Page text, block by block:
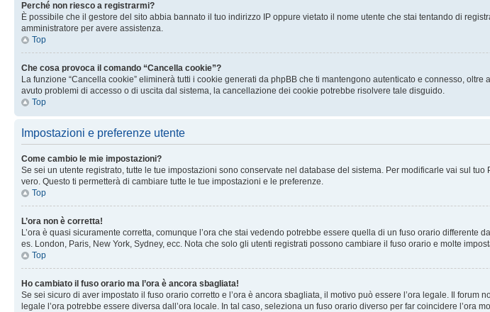
Perché non riesco a registrarmi?
È possibile che il gestore del sito abbia bannato il tuo indirizzo IP oppure vietato il nome utente che stai tentando di
amministratore per avere assistenza.
Top
Che cosa provoca il comando “Cancella cookie”?
La funzione “Cancella cookie” eliminerà tutti i cookie generati da phpBB che ti mantengono autenticato e connesso,
avuto problemi di accesso o di uscita dal sistema, la cancellazione dei cookie potrebbe risolvere tale disguido.
Top
Impostazioni e preferenze utente
Come cambio le mie impostazioni?
Se sei un utente registrato, tutte le tue impostazioni sono conservate nel database del sistema. Per modificarle vai sul
vero. Questo ti permetterà di cambiare tutte le tue impostazioni e le preferenze.
Top
L’ora non è corretta!
L’ora è quasi sicuramente corretta, comunque l’ora che stai vedendo potrebbe essere quella di un fuso orario
es. London, Paris, New York, Sydney, ecc. Nota che solo gli utenti registrati possono cambiare il fuso orario e molte
Top
Ho cambiato il fuso orario ma l’ora è ancora sbagliata!
Se sei sicuro di aver impostato il fuso orario corretto e l’ora è ancora sbagliata, il motivo può essere l’ora legale. Il
legale l’ora potrebbe essere diversa dall’ora locale. In tal caso, seleziona un fuso orario diverso per far coincidere l’ora